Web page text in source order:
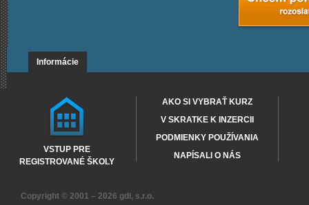
Informácie
VSTUP PRE
REGISTROVANÉ ŠKOLY
AKO SI VYBRAŤ KURZ
V SKRATKE K INZERCII
PODMIENKY POUŽÍVANIA
NAPÍSALI O NÁS
Copyright © 2001 – 2026 gdi, s.r.o.